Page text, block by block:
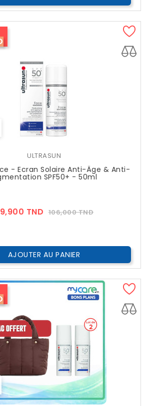
ULTRASUN
- Ecran Solaire Anti-Âge & Anti-
SPF50+ - 50ml
TND Prix
106,000 TNDPrix
AJOUTER AU PANIER